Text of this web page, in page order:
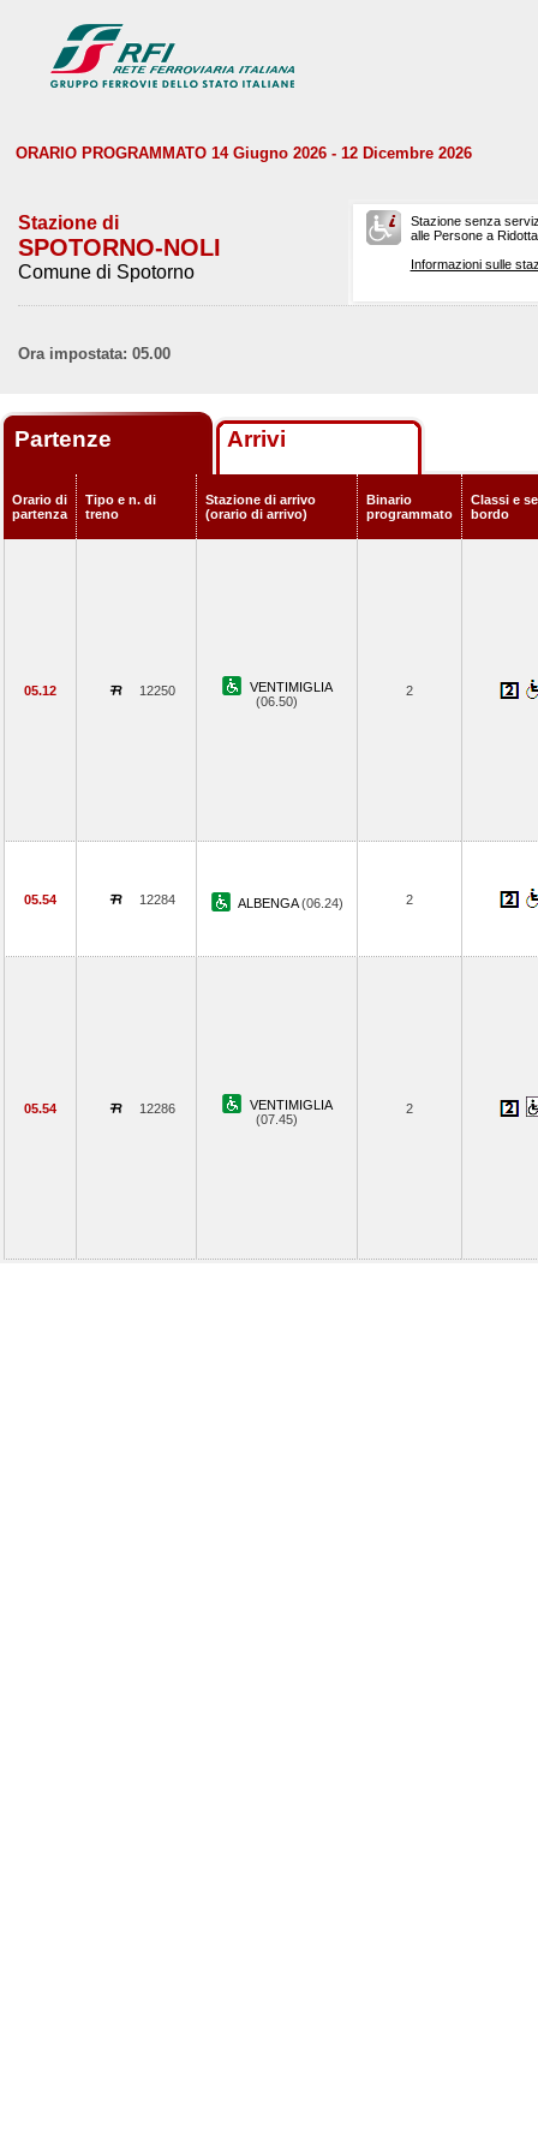
ORARIO PROGRAMMATO 14 Giugno 2026 - 12 Dicembre 2026
Stazione di
SPOTORNO-NOLI
Comune di Spotorno
Stazione senza
alle Persone a
Informazioni sulle
Ora impostata: 05.00
Partenze Arrivi
Orario di
partenza
Tipo e n. di
treno
Stazione di arrivo
(orario di arrivo)
Binario
programmato
Classi e
bordo
05.12 12250
VENTIMIGLIA
(06.50)
2
05.54 12284 ALBENGA(06.24) 2
05.54 12286
VENTIMIGLIA
(07.45)
2